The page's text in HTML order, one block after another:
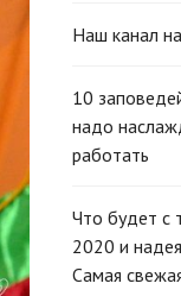
Наш канал
10
надо
работать
Что будет с
2020 и
Самая